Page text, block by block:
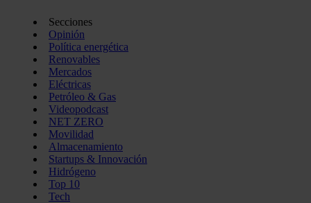
Secciones
Opinión
Política energética
Renovables
Mercados
Eléctricas
Petróleo & Gas
Videopodcast
NET ZERO
Movilidad
Almacenamiento
Startups & Innovación
Hidrógeno
Top 10
Tech